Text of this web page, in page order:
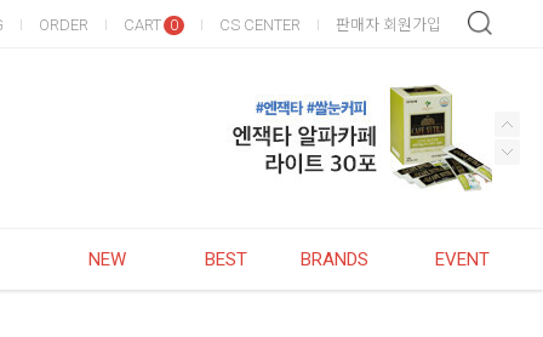
ORDER CART 0 CS CENTER 판매자 회원가입
NEW BEST BRANDS EVENT